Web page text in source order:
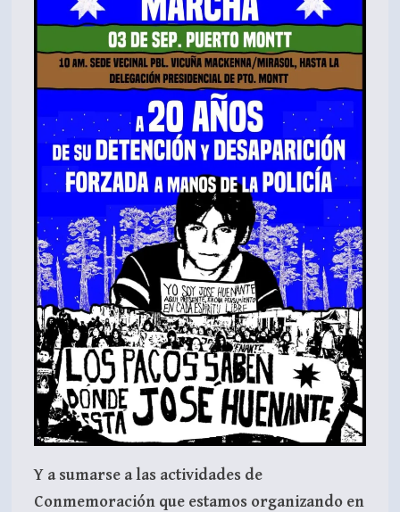
Y a sumarse a las actividades de
Conmemoración que estamos organizando en